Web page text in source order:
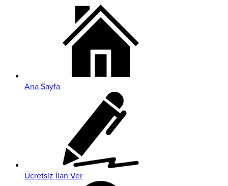
Ana Sayfa
Ücretsiz İlan Ver